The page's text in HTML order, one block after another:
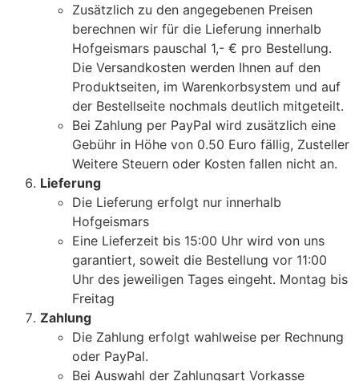
Zusätzlich zu den angegebenen Preisen
berechnen wir für die Lieferung innerhalb
Hofgeismars pauschal 1,- € pro Bestellung.
Die Versandkosten werden Ihnen auf den
Produktseiten, im Warenkorbsystem und auf
der Bestellseite nochmals deutlich mitgeteilt.
Bei Zahlung per PayPal wird zusätzlich eine
Gebühr in Höhe von 0.50 Euro fällig, Zusteller
Weitere Steuern oder Kosten fallen nicht an.
Lieferung
Die Lieferung erfolgt nur innerhalb
Hofgeismars
Eine Lieferzeit bis 15:00 Uhr wird von uns
garantiert, soweit die Bestellung vor 11:00
Uhr des jeweiligen Tages eingeht. Montag bis
Freitag
Zahlung
Die Zahlung erfolgt wahlweise per Rechnung
oder PayPal.
Bei Auswahl der Zahlungsart Vorkasse